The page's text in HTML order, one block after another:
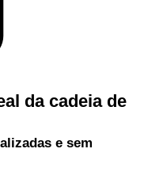
da cadeia de
e sem